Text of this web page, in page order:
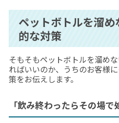
ペットボトルを溜
的な対策
そもそもペットボトルを溜め
ればいいのか、うちのお客様
策をお伝えします。
「飲み終わったらその場